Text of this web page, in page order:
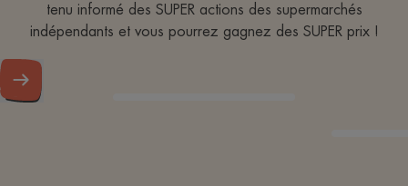
tenu informé des SUPER actions des supermarchés
indépendants et vous pourrez gagnez des SUPER prix !